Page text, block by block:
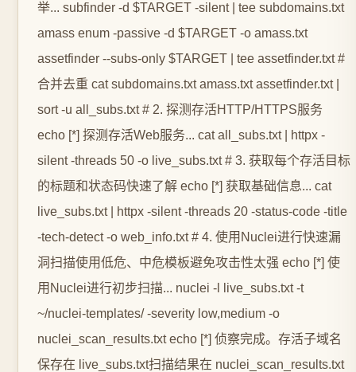
举... subfinder -d $TARGET -silent | tee subdomains.txt
amass enum -passive -d $TARGET -o amass.txt
assetfinder --subs-only $TARGET | tee assetfinder.txt #
合并去重 cat subdomains.txt amass.txt assetfinder.txt |
sort -u all_subs.txt # 2. 探测存活HTTP/HTTPS服务
echo [*] 探测存活Web服务... cat all_subs.txt | httpx -
silent -threads 50 -o live_subs.txt # 3. 获取每个存活目标
的标题和状态码快速了解 echo [*] 获取基础信息... cat
live_subs.txt | httpx -silent -threads 20 -status-code -title
-tech-detect -o web_info.txt # 4. 使用Nuclei进行快速漏
洞扫描使用低危、中危模板避免攻击性太强 echo [*] 使
用Nuclei进行初步扫描... nuclei -l live_subs.txt -t
~/nuclei-templates/ -severity low,medium -o
nuclei_scan_results.txt echo [*] 侦察完成。存活子域名
保存在 live_subs.txt扫描结果在 nuclei_scan_results.txt